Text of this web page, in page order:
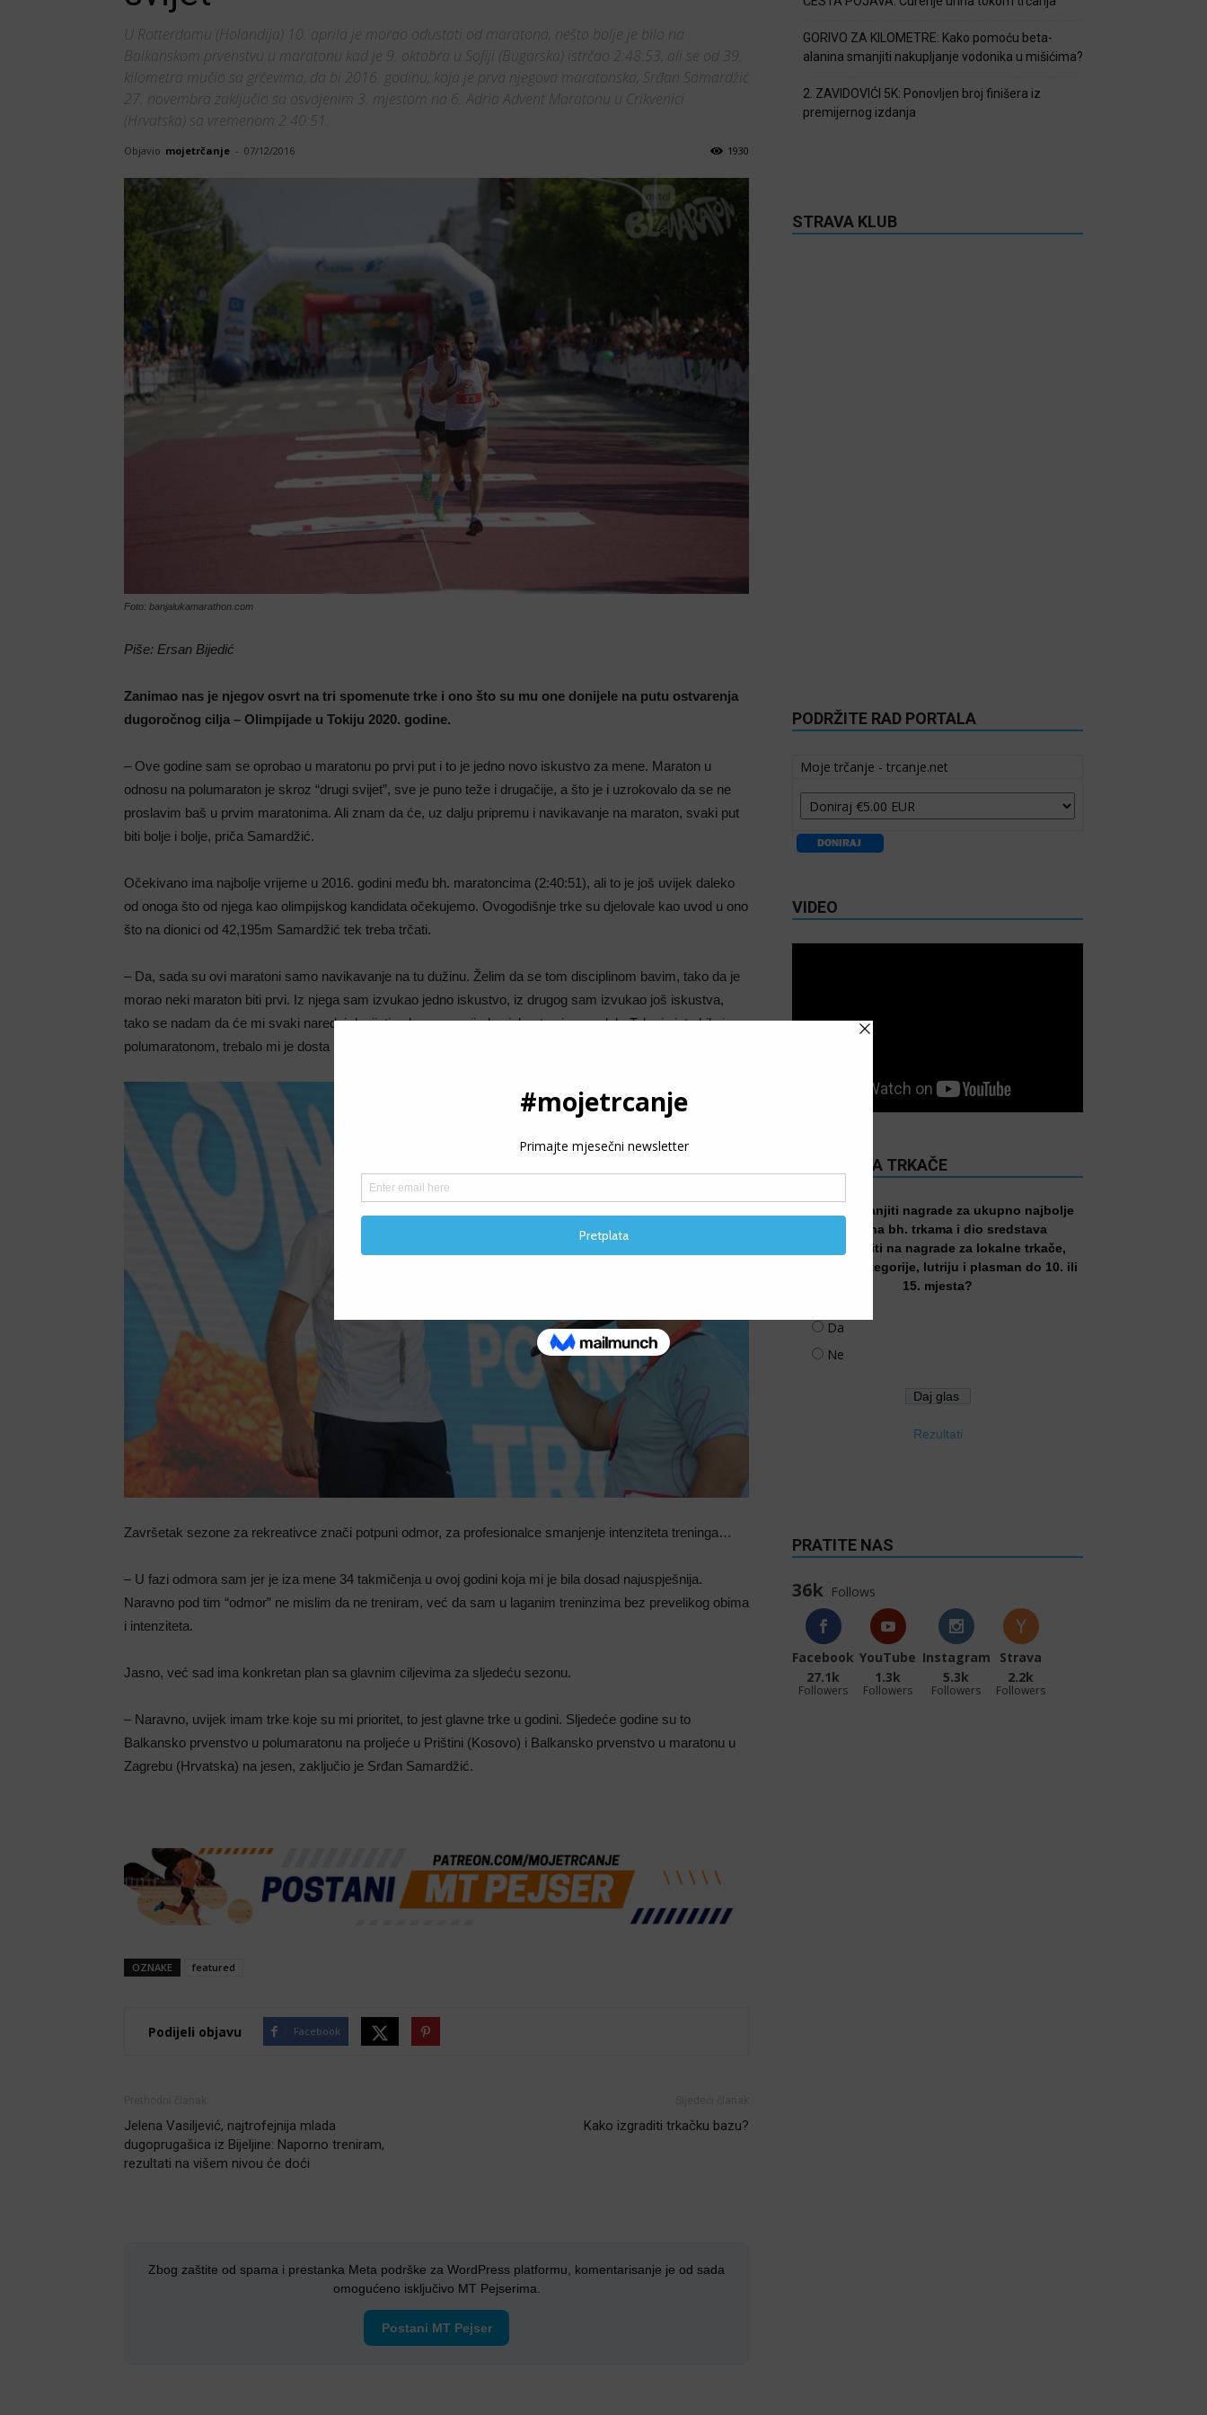
U Rotterdamu (Holandija) 10. aprila je morao odustati od maratona, nešto bolje je bilo na
Balkanskom prvenstvu u maratonu kad je 9. oktobra u Sofiji (Bugarska) istrčao 2:48:53, ali se od 39.
kilometra mučio sa grčevima, da bi 2016. godinu, koja je prva njegova maratonska, Srđan Samardžić
27. novembra zaključio sa osvojenim 3. mjestom na 6. Adria Advent Maratonu u Crikvenici
(Hrvatska) sa vremenom 2:40:51.
Objavio mojetrčanje - 07/12/2016 1930
Foto: banjalukamarathon.com
Piše: Ersan Bijedić
Zanimao nas je njegov osvrt na tri spomenute trke i ono što su mu one donijele na putu ostvarenja
dugoročnog cilja – Olimpijade u Tokiju 2020. godine.
– Ove godine sam se oprobao u maratonu po prvi put i to je jedno novo iskustvo za mene. Maraton u
odnosu na polumaraton je skroz “drugi svijet”, sve je puno teže i drugačije, a što je i uzrokovalo da se ne
proslavim baš u prvim maratonima. Ali znam da će, uz dalju pripremu i navikavanje na maraton, svaki put
biti bolje i bolje, priča Samardžić.
Očekivano ima najbolje vrijeme u 2016. godini među bh. maratoncima (2:40:51), ali to je još uvijek daleko
od onoga što od njega kao olimpijskog kandidata očekujemo. Ovogodišnje trke su djelovale kao uvod u ono
što na dionici od 42,195m Samardžić tek treba trčati.
– Da, sada su ovi maratoni samo navikavanje na tu dužinu. Želim da se tom disciplinom bavim, tako da je
morao neki maraton biti prvi. Iz njega sam izvukao jedno iskustvo, iz drugog sam izvukao još iskustva,
tako se nadam da će mi svaki naredni donijeti neko novo vrijedno iskustvo i napredak. Tako je isto bilo i sa
polumaratonom, trebalo mi je dosta iskustva da bih ga počeo trčati onako kako ja zamišljam da treba.
Završetak sezone za rekreativce znači potpuni odmor, za profesionalce smanjenje intenziteta treninga…
– U fazi odmora sam jer je iza mene 34 takmičenja u ovoj godini koja mi je bila dosad najuspješnija.
Naravno pod tim “odmor” ne mislim da ne treniram, već da sam u laganim treninzima bez prevelikog obima
i intenziteta.
Jasno, već sad ima konkretan plan sa glavnim ciljevima za sljedeću sezonu.
– Naravno, uvijek imam trke koje su mi prioritet, to jest glavne trke u godini. Sljedeće godine su to
Balkansko prvenstvo u polumaratonu na proljeće u Prištini (Kosovo) i Balkansko prvenstvo u maratonu u
Zagrebu (Hrvatska) na jesen, zaključio je Srđan Samardžić.
OZNAKE featured
Podijeli objavu Facebook
Jelena Vasiljević, najtrofejnija mlada
dugoprugašica iz Bijeljine: Naporno treniram,
rezultati na višem nivou će doći
Kako izgraditi trkačku bazu?
Zbog zaštite od spama i prestanka Meta podrške za WordPress platformu, komentarisanje je od sada
omogućeno isključivo MT Pejserima.
Postani MT Pejser
GORIVO ZA KILOMETRE: Kako pomoću beta-
alanina smanjiti nakupljanje vodonika u mišićima?
2. ZAVIDOVIĆI 5K: Ponovljen broj finišera iz
premijernog izdanja
STRAVA KLUB
PODRŽITE RAD PORTALA
Moje trčanje - trcanje.net
VIDEO
PITANJE ZA TRKAČE
Treba li smanjiti nagrade za ukupno najbolje
trkače na bh. trkama i dio sredstava
preusmjeriti na nagrade za lokalne trkače,
starosne kategorije, lutriju i plasman do 10. ili
15. mjesta?
Da
Ne
Rezultati
PRATITE NAS
36k Follows
Facebook
27.1k
Followers
YouTube
1.3k
Followers
Instagram
5.3k
Followers
Strava
2.2k
Followers